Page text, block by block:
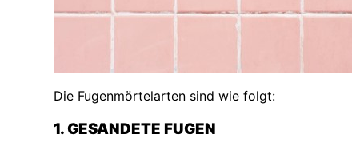
Die Fugenmörtelarten sind wie folgt:
1. GESANDETE FUGEN